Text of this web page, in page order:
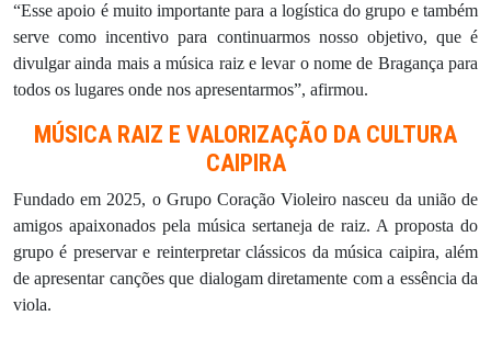
“Esse apoio é muito importante para a logística do grupo e também
serve como incentivo para continuarmos nosso objetivo, que é
divulgar ainda mais a música raiz e levar o nome de Bragança para
todos os lugares onde nos apresentarmos”, afirmou.
MÚSICA RAIZ E VALORIZAÇÃO DA CULTURA
CAIPIRA
Fundado em 2025, o Grupo Coração Violeiro nasceu da união de
amigos apaixonados pela música sertaneja de raiz. A proposta do
grupo é preservar e reinterpretar clássicos da música caipira, além
de apresentar canções que dialogam diretamente com a essência da
viola.